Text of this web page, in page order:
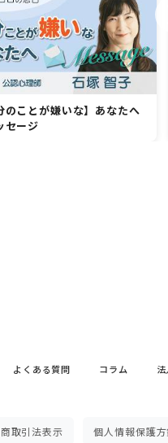
のことが嫌いな】あなたへ
セージ
よくある質問 コラム
取引法表示 個人情報保護